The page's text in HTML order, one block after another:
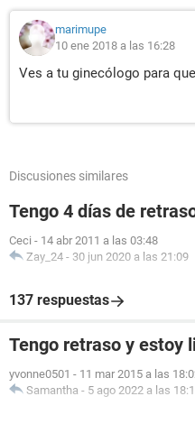
marimupe
10 ene 2018 a las 16:28
Ves a tu ginecólogo para
Discusiones similares
Tengo 4 días de
Ceci - 14 abr 2011 a las 03:48
Zay_24 - 30 jun 2020 a las 21:09
137 respuestas
Tengo retraso y estoy
yvonne0501 - 11 mar 2015 a las
Samantha - 5 ago 2022 a las